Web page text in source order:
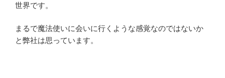
世界です。
まるで魔法使いに会いに行くような感覚なのではないか
と弊社は思っています。